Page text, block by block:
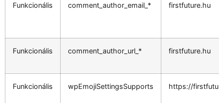
Funkcionális comment_author_email_* firstfuture.hu
Funkcionális comment_author_url_* firstfuture.hu
Funkcionális wpEmojiSettingsSupports https://